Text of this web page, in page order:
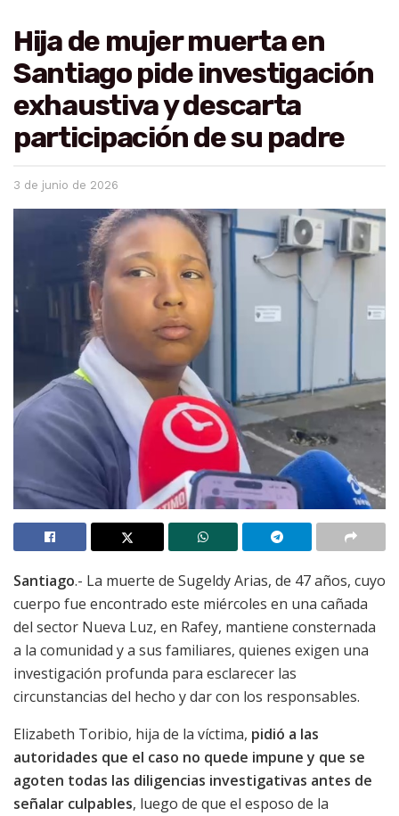
Hija de mujer muerta en
Santiago pide investigación
exhaustiva y descarta
participación de su padre
3 de junio de 2026
Santiago.- La muerte de Sugeldy Arias, de 47 años, cuyo
cuerpo fue encontrado este miércoles en una cañada
del sector Nueva Luz, en Rafey, mantiene consternada
a la comunidad y a sus familiares, quienes exigen una
investigación profunda para esclarecer las
circunstancias del hecho y dar con los responsables.
Elizabeth Toribio, hija de la víctima, pidió a las
autoridades que el caso no quede impune y que se
agoten todas las diligencias investigativas antes de
señalar culpables, luego de que el esposo de la